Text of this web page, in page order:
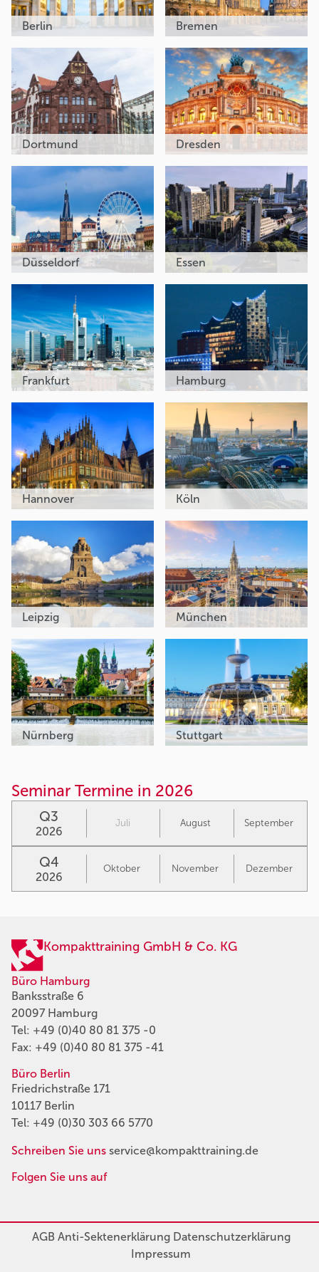
Berlin Bremen
Dortmund Dresden
Düsseldorf Essen
Frankfurt Hamburg
Hannover Köln
Leipzig München
Nürnberg Stuttgart
Seminar Termine in 2026
Q3
2026
Juli August September
Q4
2026
Oktober November Dezember
Kompakttraining GmbH & Co. KG
Büro Hamburg
Banksstraße 6
20097 Hamburg
Tel: +49 (0)40 80 81 375 -0
Fax: +49 (0)40 80 81 375 -41
Büro Berlin
Friedrichstraße 171
10117 Berlin
Tel: +49 (0)30 303 66 5770
Schreiben Sie uns service@kompakttraining.de
Folgen Sie uns auf
AGBAnti-SektenerklärungDatenschutzerklärung
Impressum